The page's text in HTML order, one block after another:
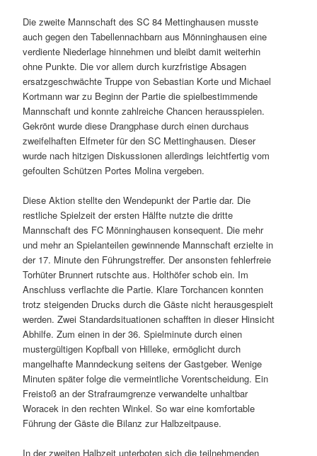
Die zweite Mannschaft des SC 84 Mettinghausen musste
auch gegen den Tabellennachbarn aus Mönninghausen eine
verdiente Niederlage hinnehmen und bleibt damit weiterhin
ohne Punkte. Die vor allem durch kurzfristige Absagen
ersatzgeschwächte Truppe von Sebastian Korte und Michael
Kortmann war zu Beginn der Partie die spielbestimmende
Mannschaft und konnte zahlreiche Chancen herausspielen.
Gekrönt wurde diese Drangphase durch einen durchaus
zweifelhaften Elfmeter für den SC Mettinghausen. Dieser
wurde nach hitzigen Diskussionen allerdings leichtfertig vom
gefoulten Schützen Portes Molina vergeben.
Diese Aktion stellte den Wendepunkt der Partie dar. Die
restliche Spielzeit der ersten Hälfte nutzte die dritte
Mannschaft des FC Mönninghausen konsequent. Die mehr
und mehr an Spielanteilen gewinnende Mannschaft erzielte in
der 17. Minute den Führungstreffer. Der ansonsten fehlerfreie
Torhüter Brunnert rutschte aus. Holthöfer schob ein. Im
Anschluss verflachte die Partie. Klare Torchancen konnten
trotz steigenden Drucks durch die Gäste nicht herausgespielt
werden. Zwei Standardsituationen schafften in dieser Hinsicht
Abhilfe. Zum einen in der 36. Spielminute durch einen
mustergültigen Kopfball von Hilleke, ermöglicht durch
mangelhafte Manndeckung seitens der Gastgeber. Wenige
Minuten später folge die vermeintliche Vorentscheidung. Ein
Freistoß an der Strafraumgrenze verwandelte unhaltbar
Woracek in den rechten Winkel. So war eine komfortable
Führung der Gäste die Bilanz zur Halbzeitpause.
In der zweiten Halbzeit unterboten sich die teilnehmenden